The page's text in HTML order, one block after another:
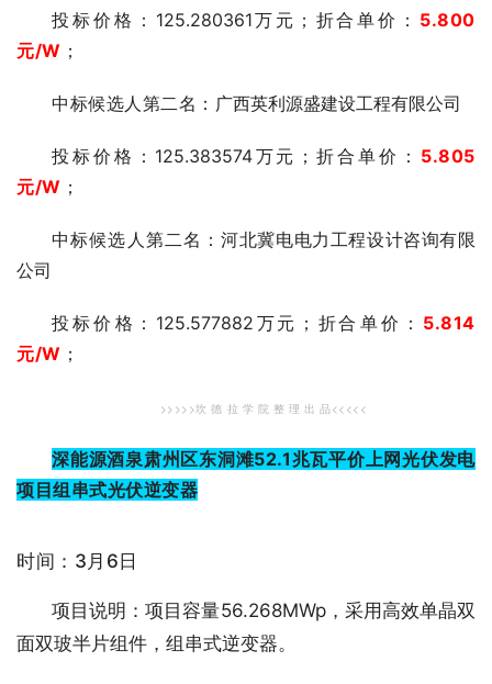
投标价格 ：125.280361万元；折合单价： 5.800
元/W ；
中标候选人第二名： 广西英利源盛建设工程有限公司
投标价格：125.383574万元；折合单价： 5.805
元/W ；
中标候选人第二名：河北冀电电力工程设计咨询有限
公司
投标价 格：125.577882万元；折合单价： 5.814
元/W ；
>>>>>坎 德 拉 学 院 整 理 出 品<<<<<
深能源酒泉肃州区东洞滩52.1兆瓦平价上网光伏发电
项目组串式光伏逆变器
时间：3月6日
项目说明：项目容量56.268MWp，采用高效单晶双
面双玻半片组件，组串式逆变器。